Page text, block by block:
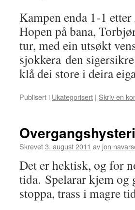
Kampen enda 1-1
Hopen på bana,
tur, med ein utsøkt
sjokkera den
klå dei store i deira
Publisert i Ukategorisert | Skriv en
Overgangshysteri
Skrevet3. august 2011 av jon
Det er hektisk, og for
tida. Spelarar kjem og
stoppa, trass i magre